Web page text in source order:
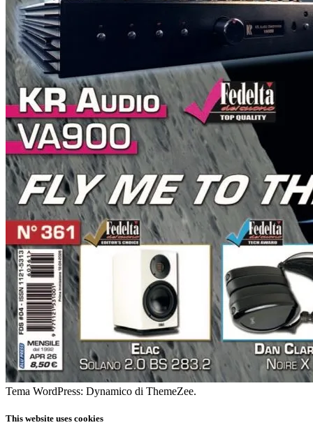
Tema WordPress: Dynamico di ThemeZee.
This website uses cookies